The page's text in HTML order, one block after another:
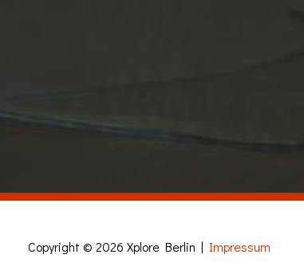
Copyright © 2026 Xplore Berlin | Impressum